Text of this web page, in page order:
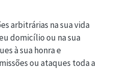
arbitrárias na sua vida
domicílio ou na sua
à sua honra e
ou ataques toda a